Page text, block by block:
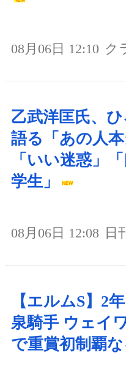
08月06日 12:10 ク
乙武洋匡氏、
語る「あの人本
「いい迷惑」
学生」
08月06日 12:08 日
【エルムS】2
泉騎手 ウェイ
で重賞初制覇